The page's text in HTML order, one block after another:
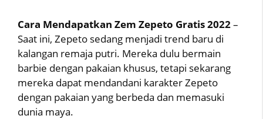
Cara Mendapatkan Zem Zepeto Gratis 2022–
Saat ini, Zepeto sedang menjadi trend baru di
kalangan remaja putri. Mereka dulu bermain
barbie dengan pakaian khusus, tetapi sekarang
mereka dapat mendandani karakter Zepeto
dengan pakaian yang berbeda dan memasuki
dunia maya.